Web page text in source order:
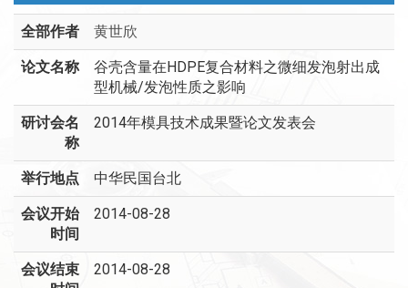
全部作者 黄世欣
论文名称
谷壳含量在HDPE复合材料之微细发泡射出成
型机械/发泡性质之影响
研讨会名
称
2014年模具技术成果暨论文发表会
举行地点 中华民国台北
会议开始
时间
2014-08-28
会议结束
2014-08-28